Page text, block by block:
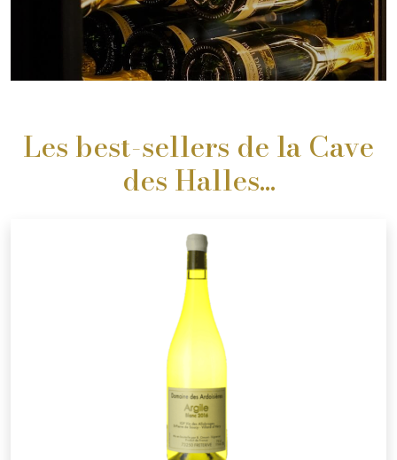
Les best-sellers de la Cave
des Halles...